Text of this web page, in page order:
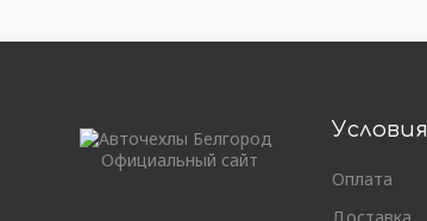
Официальный сайт
Условия
Оплата
Доставка